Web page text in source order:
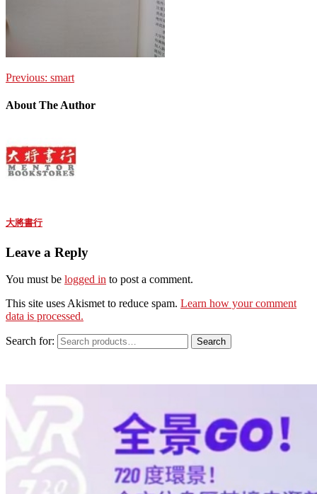
Previous: smart
About The Author
大將書行
Leave a Reply
You must be logged in to post a comment.
This site uses Akismet to reduce spam. Learn how your comment
data is processed.
Search for: Search